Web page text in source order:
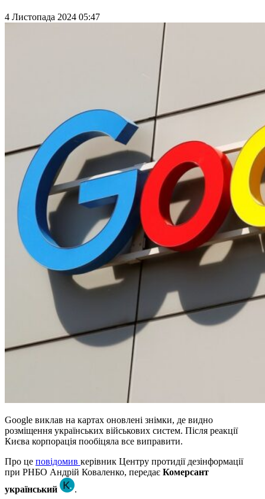
4 Листопада 2024 05:47
Google виклав на картах оновлені знімки, де видно
розміщення українських військових систем. Після реакції
Києва корпорація пообіцяла все виправити.
Про це повідомив керівник Центру протидії дезінформації
при РНБО Андрій Коваленко, передає Комерсант
український
.